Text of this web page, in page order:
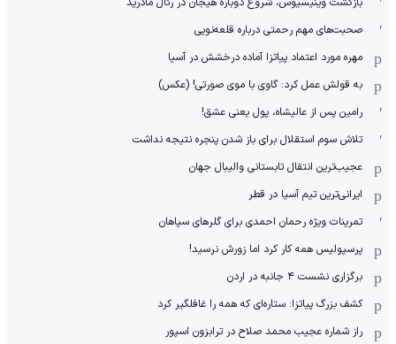
صحبت‌های مهم رحمتی درباره قلعه‌نویی
مهره مورد اعتماد پیاتزا آماده درخشش در آسیا
به قولش عمل کرد: گاوی با موی صورتی! (عکس)
رامین پس از عالیشاه، پول یعنی عشق!
تلاش سوم استقلال برای باز شدن پنجره نتیجه نداشت
عجیب‌ترین انتقال تابستانی والیبال جهان
ایرانی‌ترین تیم آسیا در قطر
تمرینات ویژه رحمان احمدی برای گلرهای سپاهان
پرسپولیس همه کار کرد اما زورش نرسید!
برگزاری نشست ۴ جانبه در اردن
کشف بزرگ پیاتزا: ستاره‌ای که همه را غافلگیر کرد
راز شماره عجیب محمد صلاح در ترابزون اسپور